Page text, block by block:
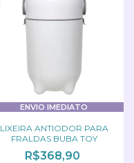
ENVIO IMEDIATO
LIXEIRA ANTIODOR PARA
FRALDAS BUBA TOY
R$368,90